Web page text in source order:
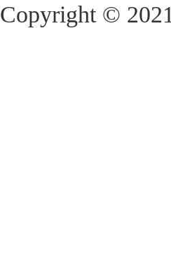
Copyright ©